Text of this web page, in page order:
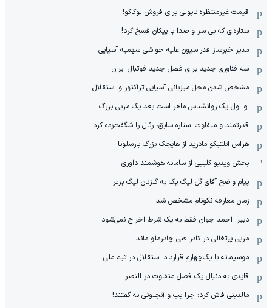
قیمت غیرمنتظره ناپولی برای فروش لوکاکو!
ستاره‌ای که بی سر و صدا با پیکان فسخ کرد!
مدیر خبرساز فدراسیون علیه حواشی سهمیه آسیایی
سه فناوری جدید برای فصل جدید فوتبال ایران
مشخص شدن محل میزبانی آسیایی تراکتور و استقلال
او اول یک روانشناس ماهر است بعد یک مربی بزرگ
قدرتمند و متفاوت: ستاره سابق، رئال را شگفت‌زده کرد
هراس اتلتیکو مادرید از هایجک بزرگ بارسلونا
پخش ویدیو کلیپی از سامانه هوشمند داوری
پیام واضح آقای گل لیگ یک به گلزنان لیگ برتر
زمان معارفه نکونام مشخص شد
دبیر: احمد جوان فقط به یک شرط اخراج نمی‌شود
مربی پرتغالی در کادر فنی چادرملو ماند
موسیمانه با یک‌چهارم قرارداد استقلال در تیم ملی
قایدی به دنبال یک فصل متفاوت در النصر
مالدینی فاش کرد: چرا پپ و آنچلوتی نه گفتند!